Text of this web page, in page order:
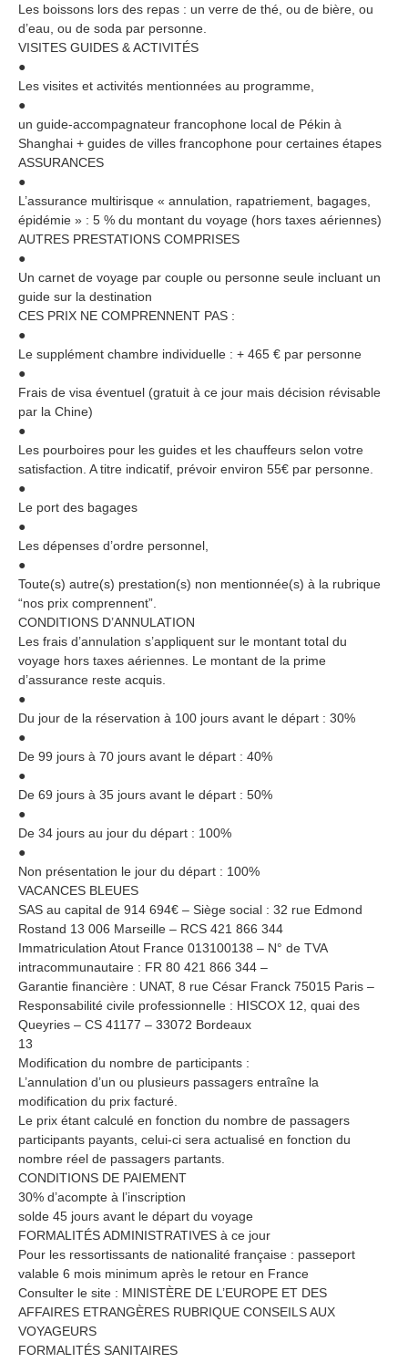
Les boissons lors des repas : un verre de thé, ou de bière, ou
d’eau, ou de soda par personne.
VISITES GUIDES & ACTIVITÉS
●
Les visites et activités mentionnées au programme,
●
un guide-accompagnateur francophone local de Pékin à
Shanghai + guides de villes francophone pour certaines étapes
ASSURANCES
●
L’assurance multirisque « annulation, rapatriement, bagages,
épidémie » : 5 % du montant du voyage (hors taxes aériennes)
AUTRES PRESTATIONS COMPRISES
●
Un carnet de voyage par couple ou personne seule incluant un
guide sur la destination
CES PRIX NE COMPRENNENT PAS :
●
Le supplément chambre individuelle : + 465 € par personne
●
Frais de visa éventuel (gratuit à ce jour mais décision révisable
par la Chine)
●
Les pourboires pour les guides et les chauffeurs selon votre
satisfaction. A titre indicatif, prévoir environ 55€ par personne.
●
Le port des bagages
●
Les dépenses d’ordre personnel,
●
Toute(s) autre(s) prestation(s) non mentionnée(s) à la rubrique
“nos prix comprennent”.
CONDITIONS D’ANNULATION
Les frais d’annulation s’appliquent sur le montant total du
voyage hors taxes aériennes. Le montant de la prime
d’assurance reste acquis.
●
Du jour de la réservation à 100 jours avant le départ : 30%
●
De 99 jours à 70 jours avant le départ : 40%
●
De 69 jours à 35 jours avant le départ : 50%
●
De 34 jours au jour du départ : 100%
●
Non présentation le jour du départ : 100%
VACANCES BLEUES
SAS au capital de 914 694€ – Siège social : 32 rue Edmond
Rostand 13 006 Marseille – RCS 421 866 344
Immatriculation Atout France 013100138 – N° de TVA
intracommunautaire : FR 80 421 866 344 –
Garantie financière : UNAT, 8 rue César Franck 75015 Paris –
Responsabilité civile professionnelle : HISCOX 12, quai des
Queyries – CS 41177 – 33072 Bordeaux
13
Modification du nombre de participants :
L’annulation d’un ou plusieurs passagers entraîne la
modification du prix facturé.
Le prix étant calculé en fonction du nombre de passagers
participants payants, celui-ci sera actualisé en fonction du
nombre réel de passagers partants.
CONDITIONS DE PAIEMENT
30% d’acompte à l’inscription
solde 45 jours avant le départ du voyage
FORMALITÉS ADMINISTRATIVES à ce jour
Pour les ressortissants de nationalité française : passeport
valable 6 mois minimum après le retour en France
Consulter le site : MINISTÈRE DE L’EUROPE ET DES
AFFAIRES ETRANGÈRES RUBRIQUE CONSEILS AUX
VOYAGEURS
FORMALITÉS SANITAIRES